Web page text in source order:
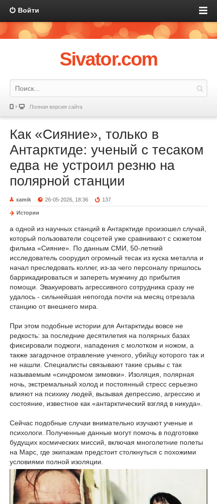
Войти
Sivator.com
Полная версия сайта
Как «Сияние», только в
Антарктиде: ученый с тесаком
едва не устроил резню на
полярной станции
xamik 26-05-2026, 18:36 137
Истории
а одной из научных станций в Антарктиде произошел случай,
который пользователи соцсетей уже сравнивают с сюжетом
фильма «Сияние». По данным СМИ, 50-летний
исследователь соорудил огромный тесак из куска металла и
начал преследовать коллег, из-за чего персоналу пришлось
баррикадироваться и запереть мужчину до прибытия
помощи. Эвакуировать агрессивного сотрудника сразу не
удалось - сильнейшая непогода почти на месяц отрезала
станцию от внешнего мира.
При этом подобные истории для Антарктиды вовсе не
редкость: за последние десятилетия на полярных базах
фиксировали поджоги, нападения с молотком и ножом, а
также загадочное отравление ученого, убийцу которого так и
не нашли. Специалисты связывают такие срывы с так
называемым «синдромом зимовки». Изоляция, полярная
ночь, экстремальный холод и постоянный стресс серьезно
влияют на психику людей, вызывая депрессию, агрессию и
состояние, известное как «антарктический взгляд в никуда».
Сейчас подобные случаи внимательно изучают ученые и
психологи. Полученные данные могут помочь в подготовке
будущих космических миссий, включая многолетние полеты
на Марс, где экипажам предстоит столкнуться с похожими
условиями полной изоляции.